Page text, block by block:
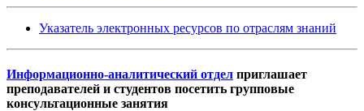
Указатель электронных ресурсов по отраслям знаний
Информационно-аналитический отдел приглашает
преподавателей и студентов посетить групповые
консультационные занятия